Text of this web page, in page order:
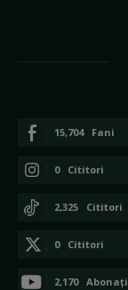
15,704 Fani
0 Cititori
2,325 Cititori
0 Cititori
2,170 Abonați